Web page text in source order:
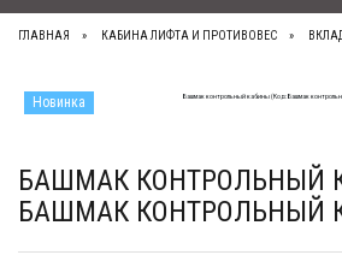
ГЛАВНАЯ КАБИНА ЛИФТА И ПРОТИВОВЕС
Новинка
БАШМАК КОНТРОЛЬНЫЙ
БАШМАК КОНТРОЛЬНЫЙ